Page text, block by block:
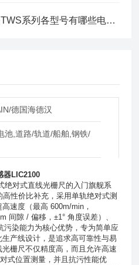
KOBOLD双金属温度开关TWS系列各型号有哪些电气连接方式与防护等级？
德国海德汉
池,道路/轨道/船舶,钢铁/
器LIC2100
绝对式直线光栅尺的入门旗舰系
性价比补充，采用单轨绝对式测
速度（最高 600m/min，
间隙 / 偏移，±1° 角度误差）、
污染能力为核心优势，专为简单应
产线设计，是追求高可靠性与易
栅尺不仅精度高，而且允许高速
式位置测量，并且抗污性能优